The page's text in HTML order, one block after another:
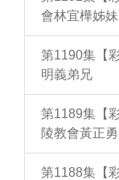
會林宜樺姊妹
第1190集【
明義弟兄
第1189集【
陵教會黃正
第1188集【